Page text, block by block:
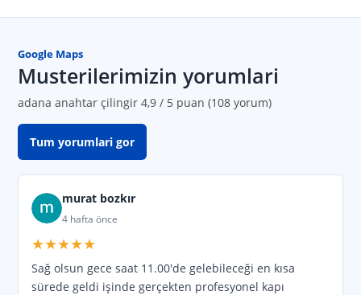
Aliya izzet begoviç
Belediye Evleri , 100. Yıl , Beyazevler , Yeşilyurt
Yurt , Toros , Tellidere
Mahfesığmaz , Güzelyalı
Gültepe , Çınarlı
Yavuz Sultan Selim
Selahattin Eyyubi , Karacaoğlan , Afet evleri
Google Maps
Musterilerimizin yorumlari
adana anahtar çilingir 4,9 / 5 puan (108 yorum)
Tum yorumlari gor
murat bozkır
4 hafta önce
★★★★★
Sağ olsun gece saat 11.00'de gelebileceği en kısa
sürede geldi işinde gerçekten profesyonel kapı